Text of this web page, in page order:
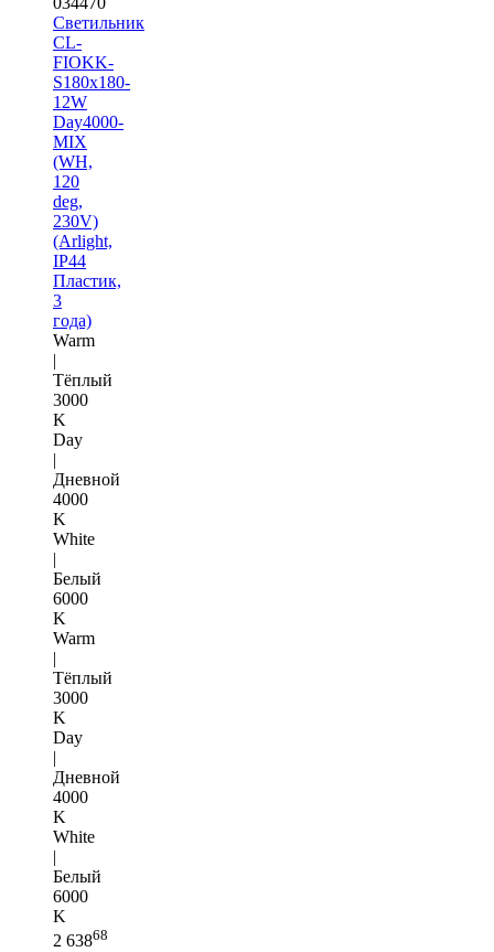
Светильник
CL-
FIOKK-
S180x180-
12W
Day4000-
MIX
(WH,
120
deg,
230V)
(Arlight,
IP44
Пластик,
3
года)
Warm
|
Тёплый
3000
K
Day
|
Дневной
4000
K
White
|
Белый
6000
K
Warm
|
Тёплый
3000
K
Day
|
Дневной
4000
K
White
|
Белый
6000
K
2 63868